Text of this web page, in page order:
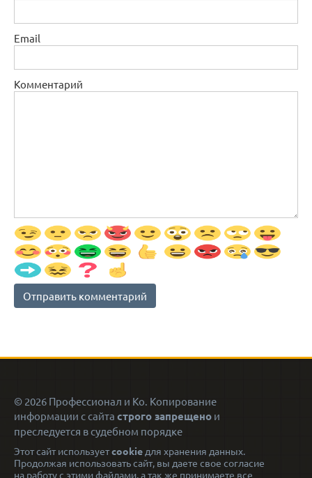
Email
Комментарий
© 2026 Профессионал и Ко. Копирование
информации с сайта строго запрещено и
преследуется в судебном порядке
Этот сайт используетcookie для хранения данных.
Продолжая использовать сайт, вы даете свое согласие
на работу с этими файлами, а так же принимаете все